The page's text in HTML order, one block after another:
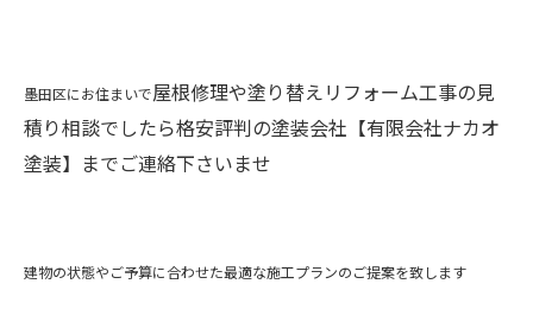
墨田区にお住まいで屋根修理や塗り替えリフォーム工事の見
積り相談でしたら格安評判の塗装会社【有限会社ナカオ
塗装】までご連絡下さいませ
建物の状態やご予算に合わせた最適な施工プランのご提案を致します